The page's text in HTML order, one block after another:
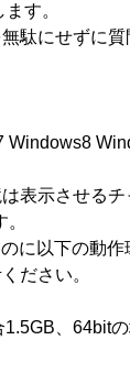
す。
駄にせずに
Windows8
表示させるチ
に以下の動作
ださい。
1.5GB、64bit